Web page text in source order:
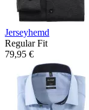
Jerseyhemd
Regular Fit
79,95 €